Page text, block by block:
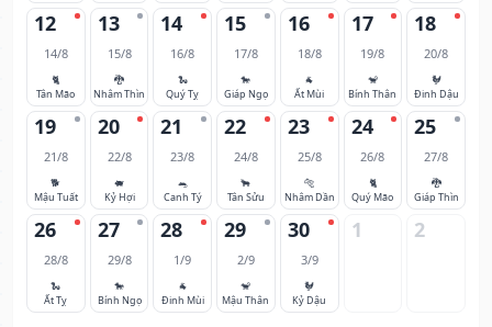
12
14/8
🐈
Tân Mão
13
15/8
🐉
Nhâm Thìn
14
16/8
🐍
Quý Tỵ
15
17/8
🐎
Giáp Ngọ
16
18/8
🐐
Ất Mùi
17
19/8
🐒
Bính Thân
18
20/8
🐓
Đinh Dậu
19
21/8
🐕
Mậu Tuất
20
22/8
🐖
Kỷ Hợi
21
23/8
🐀
Canh Tý
22
24/8
🐂
Tân Sửu
23
25/8
🐅
Nhâm Dần
24
26/8
🐈
Quý Mão
25
27/8
🐉
Giáp Thìn
26
28/8
🐍
Ất Tỵ
27
29/8
🐎
Bính Ngọ
28
1/9
🐐
Đinh Mùi
29
2/9
🐒
Mậu Thân
30
3/9
🐓
Kỷ Dậu
1 2